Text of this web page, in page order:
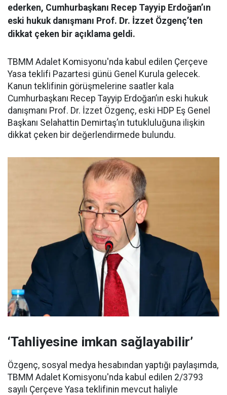
ederken, Cumhurbaşkanı Recep Tayyip Erdoğan’ın
eski hukuk danışmanı Prof. Dr. İzzet Özgenç’ten
dikkat çeken bir açıklama geldi.
TBMM Adalet Komisyonu'nda kabul edilen Çerçeve
Yasa teklifi Pazartesi günü Genel Kurula gelecek.
Kanun teklifinin görüşmelerine saatler kala
Cumhurbaşkanı Recep Tayyip Erdoğan’ın eski hukuk
danışmanı Prof. Dr. İzzet Özgenç, eski HDP Eş Genel
Başkanı Selahattin Demirtaş’ın tutukluluğuna ilişkin
dikkat çeken bir değerlendirmede bulundu.
‘Tahliyesine imkan sağlayabilir’
Özgenç, sosyal medya hesabından yaptığı paylaşımda,
TBMM Adalet Komisyonu'nda kabul edilen 2/3793
sayılı Çerçeve Yasa teklifinin mevcut haliyle